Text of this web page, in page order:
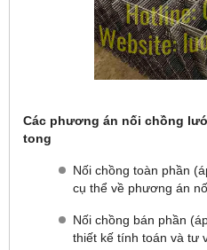
Các phương án nối chồng
tong
Nối chồng toàn phần
cụ thể về phương án
Nối chồng bán phần
thiết kế tính toán và tư